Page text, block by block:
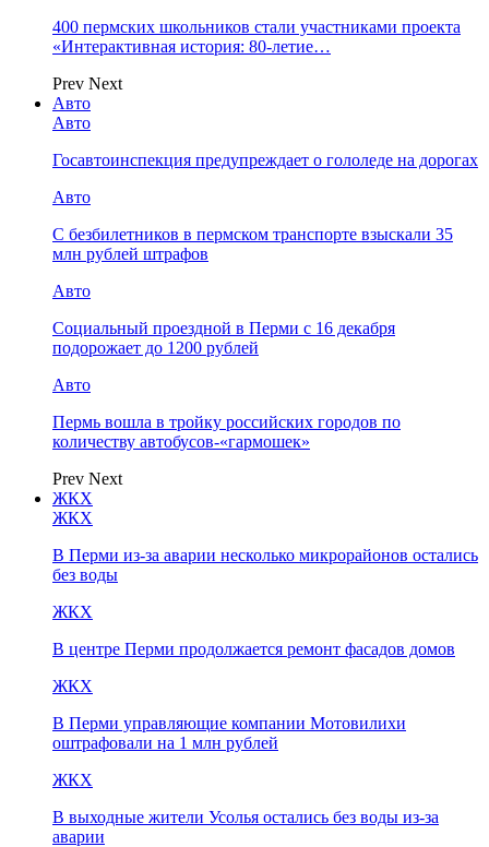
400 пермских школьников стали участниками проекта
«Интерактивная история: 80-летие…
Prev Next
Авто
Авто
Госавтоинспекция предупреждает о гололеде на дорогах
Авто
С безбилетников в пермском транспорте взыскали 35
млн рублей штрафов
Авто
Социальный проездной в Перми с 16 декабря
подорожает до 1200 рублей
Авто
Пермь вошла в тройку российских городов по
количеству автобусов-«гармошек»
Prev Next
ЖКХ
ЖКХ
В Перми из-за аварии несколько микрорайонов остались
без воды
ЖКХ
В центре Перми продолжается ремонт фасадов домов
ЖКХ
В Перми управляющие компании Мотовилихи
оштрафовали на 1 млн рублей
ЖКХ
В выходные жители Усолья остались без воды из-за
аварии